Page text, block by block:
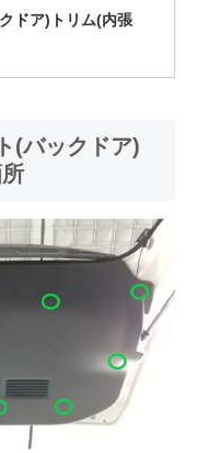
ドア)トリム(内張
(バックドア)